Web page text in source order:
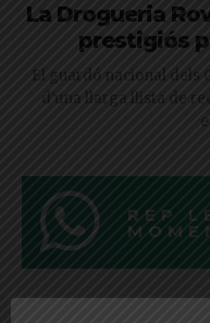
La Drogueria
prestigiós
El guardó nacional dels
d'una llarga llista de
REP